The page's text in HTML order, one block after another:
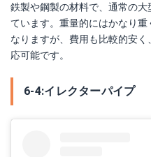
鉄製や鋼製の材料で、通常の
ています。重量的にはかなり
なりますが、費用も比較的安
応可能です。
6-4:イレクターパイプ